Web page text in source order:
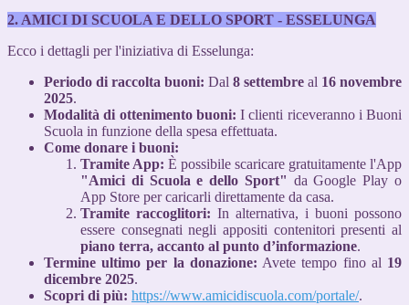
2. AMICI DI SCUOLA E DELLO SPORT - ESSELUNGA
Ecco i dettagli per l'iniziativa di Esselunga:
Periodo di raccolta buoni: Dal 8 settembre al 16 novembre
2025.
Modalità di ottenimento buoni: I clienti riceveranno i Buoni
Scuola in funzione della spesa effettuata.
Come donare i buoni:
Tramite App: È possibile scaricare gratuitamente l'App
"Amici di Scuola e dello Sport" da Google Play o
App Store per caricarli direttamente da casa.
Tramite raccoglitori: In alternativa, i buoni possono
essere consegnati negli appositi contenitori presenti al
piano terra, accanto al punto d’informazione.
Termine ultimo per la donazione: Avete tempo fino al 19
dicembre 2025.
Scopri di più: https://www.amicidiscuola.com/portale/.